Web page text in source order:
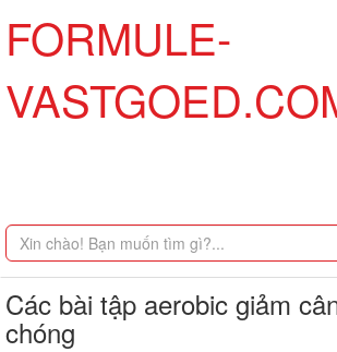
FORMULE-
Các bài tập aerobic giảm
chóng